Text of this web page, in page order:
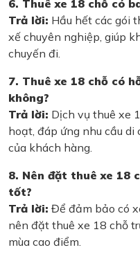
6. Thuê xe 18 chỗ có
Trả lời: Hầu hết các gói
xế chuyên nghiệp, giúp
chuyến đi.
7. Thuê xe 18 chỗ có
không?
Trả lời: Dịch vụ thuê xe
hoạt, đáp ứng nhu cầu
của khách hàng.
8. Nên đặt thuê xe 18
tốt?
Trả lời: Để đảm bảo có
nên đặt thuê xe 18 chỗ
mùa cao điểm.